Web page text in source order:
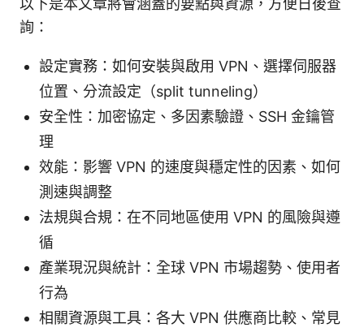
以下是本文章將會涵蓋的要點與資源，方便日後查
詢：
設定實務：如何安裝與啟用 VPN、選擇伺服器
位置、分流設定（split tunneling）
安全性：加密協定、多因素驗證、SSH 金鑰管
理
效能：影響 VPN 的速度與穩定性的因素、如何
測速與調整
法規與合規：在不同地區使用 VPN 的風險與遵
循
產業現況與統計：全球 VPN 市場趨勢、使用者
行為
相關資源與工具：各大 VPN 供應商比較、常見